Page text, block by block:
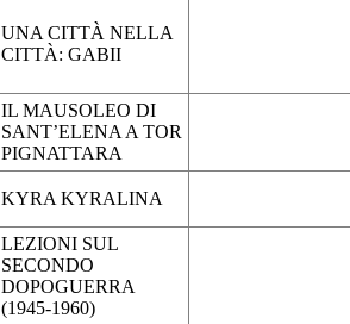
UNA CITTÀ NELLA
CITTÀ: GABII
IL MAUSOLEO DI
SANT’ELENA A TOR
PIGNATTARA
KYRA KYRALINA
LEZIONI SUL
SECONDO
DOPOGUERRA
(1945-1960)